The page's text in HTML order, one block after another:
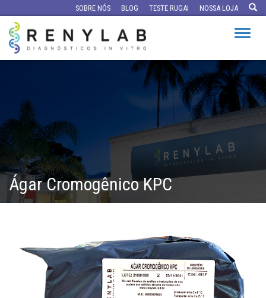
SOBRE NÓS BLOG TESTE RUGAI NOSSA LOJA
Ágar Cromogênico KPC